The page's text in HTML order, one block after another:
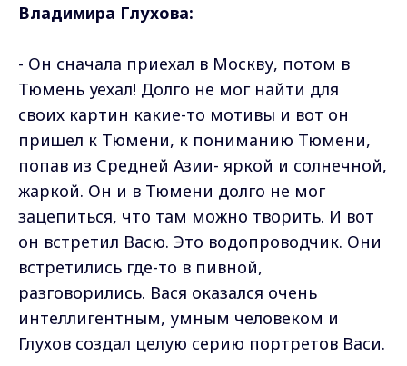
Владимира Глухова:
- Он сначала приехал в Москву, потом в
Тюмень уехал! Долго не мог найти для
своих картин какие-то мотивы и вот он
пришел к Тюмени, к пониманию Тюмени,
попав из Средней Азии- яркой и солнечной,
жаркой. Он и в Тюмени долго не мог
зацепиться, что там можно творить. И вот
он встретил Васю. Это водопроводчик. Они
встретились где-то в пивной,
разговорились. Вася оказался очень
интеллигентным, умным человеком и
Глухов создал целую серию портретов Васи.